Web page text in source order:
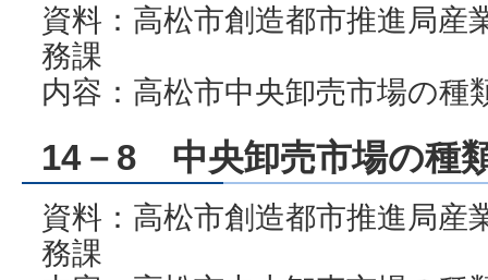
資料：高松市創造都市推進局
務課
内容：高松市中央卸売市場の種
14－8 中央卸売市場の種
資料：高松市創造都市推進局
務課